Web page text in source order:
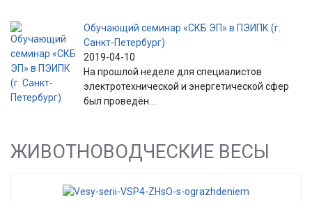
Обучающий семинар «СКБ ЭП» в ПЭИПК (г.
Санкт-Петербург)
2019-04-10
На прошлой неделе для специалистов
электротехнической и энергетической сфер
был проведён...
ЖИВОТНОВОДЧЕСКИЕ ВЕСЫ